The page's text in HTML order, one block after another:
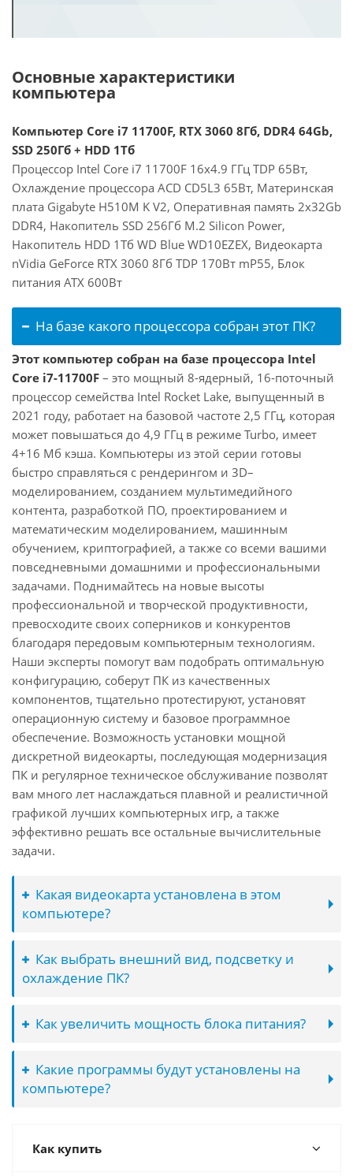
Основные характеристики
компьютера
Компьютер Core i7 11700F, RTX 3060 8Гб, DDR4 64Gb,
SSD 250Гб + HDD 1Тб
Процессор Intel Core i7 11700F 16x4.9 ГГц TDP 65Вт,
Охлаждение процессора ACD CD5L3 65Вт, Материнская
плата Gigabyte H510M K V2, Оперативная память 2x32Gb
DDR4, Накопитель SSD 256Гб M.2 Silicon Power,
Накопитель HDD 1Тб WD Blue WD10EZEX, Видеокарта
nVidia GeForce RTX 3060 8Гб TDP 170Вт mP55, Блок
питания ATX 600Вт
На базе какого процессора собран этот ПК?
Этот компьютер собран на базе процессора Intel
Core i7-11700F – это мощный 8-ядерный, 16-поточный
процессор семейства Intel Rocket Lake, выпущенный в
2021 году, работает на базовой частоте 2,5 ГГц, которая
может повышаться до 4,9 ГГц в режиме Turbo, имеет
4+16 Мб кэша. Компьютеры из этой серии готовы
быстро справляться с рендерингом и 3D–
моделированием, созданием мультимедийного
контента, разработкой ПО, проектированием и
математическим моделированием, машинным
обучением, криптографией, а также со всеми вашими
повседневными домашними и профессиональными
задачами. Поднимайтесь на новые высоты
профессиональной и творческой продуктивности,
превосходите своих соперников и конкурентов
благодаря передовым компьютерным технологиям.
Наши эксперты помогут вам подобрать оптимальную
конфигурацию, соберут ПК из качественных
компонентов, тщательно протестируют, установят
операционную систему и базовое программное
обеспечение. Возможность установки мощной
дискретной видеокарты, последующая модернизация
ПК и регулярное техническое обслуживание позволят
вам много лет наслаждаться плавной и реалистичной
графикой лучших компьютерных игр, а также
эффективно решать все остальные вычислительные
задачи.
Какая видеокарта установлена в этом
компьютере?
Как выбрать внешний вид, подсветку и
охлаждение ПК?
Как увеличить мощность блока питания?
Какие программы будут установлены на
компьютере?
Как купить